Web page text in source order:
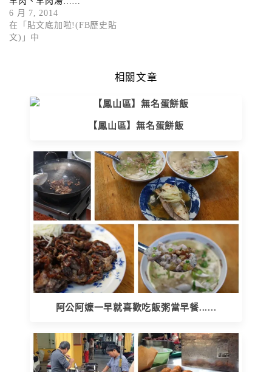
6 月 7, 2014
在「貼文底加啦!(FB歷史貼
文)」中
相關文章
【鳳山區】無名蛋餅飯
阿公阿嬤一早就喜歡吃飯粥當早餐......